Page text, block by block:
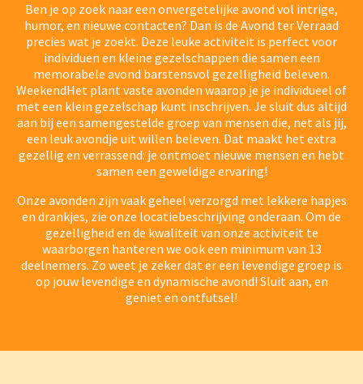
Ben je op zoek naar een onvergetelijke avond vol intrige,
humor, en nieuwe contacten? Dan is de Avond ter Verraad
precies wat je zoekt. Deze leuke activiteit is perfect voor
individuen en kleine gezelschappen die samen een
memorabele avond barstensvol gezelligheid beleven.
WeekendHet plant vaste avonden waarop je je individueel of
met een klein gezelschap kunt inschrijven. Je sluit dus altijd
aan bij een samengestelde groep van mensen die, net als jij,
een leuk avondje uit willen beleven. Dat maakt het extra
gezellig en verrassend: je ontmoet nieuwe mensen en hebt
samen een geweldige ervaring!
Onze avonden zijn vaak geheel verzorgd met lekkere hapjes
en drankjes, zie onze locatiebeschrijving onderaan. Om de
gezelligheid en de kwaliteit van onze activiteit te
waarborgen hanteren we ook een minimum van 13
deelnemers. Zo weet je zeker dat er een levendige groep is
op jouw levendige en dynamische avond! Sluit aan, en
geniet en ontfutsel!